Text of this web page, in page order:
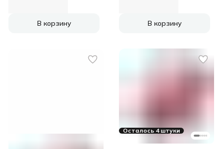
В корзину В корзину
Осталось 4 штуки